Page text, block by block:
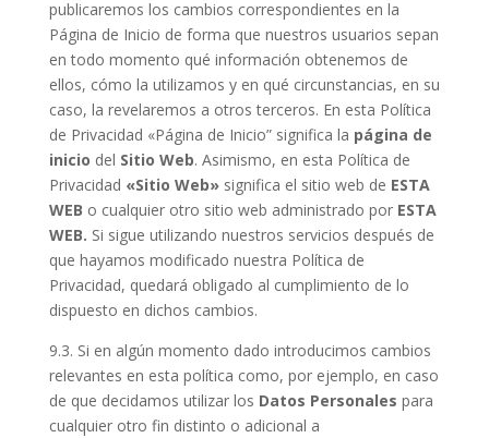
publicaremos los cambios correspondientes en la
Página de Inicio de forma que nuestros usuarios sepan
en todo momento qué información obtenemos de
ellos, cómo la utilizamos y en qué circunstancias, en su
caso, la revelaremos a otros terceros. En esta Política
de Privacidad «Página de Inicio” significa la página de
inicio del Sitio Web. Asimismo, en esta Política de
Privacidad «Sitio Web»significa el sitio web de ESTA
WEB o cualquier otro sitio web administrado por ESTA
WEB. Si sigue utilizando nuestros servicios después de
que hayamos modificado nuestra Política de
Privacidad, quedará obligado al cumplimiento de lo
dispuesto en dichos cambios.
9.3. Si en algún momento dado introducimos cambios
relevantes en esta política como, por ejemplo, en caso
de que decidamos utilizar los Datos Personales para
cualquier otro fin distinto o adicional a